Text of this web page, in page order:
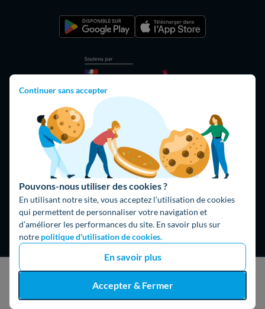
Continuer sans accepter
Pouvons-nous utiliser des cookies ?
En utilisant notre site, vous acceptez l’utilisation de cookies
qui permettent de personnaliser votre navigation et
d’améliorer les performances du site. En savoir plus sur
notre politique d'utilisation de cookies.
En savoir plus
Accepter & Fermer
J'obtiens un devis gratuit
Hello What ?
Blog
L'équipe de rédaction
Hello Watt Espagne
Hello Team
Jobs
Parrainage